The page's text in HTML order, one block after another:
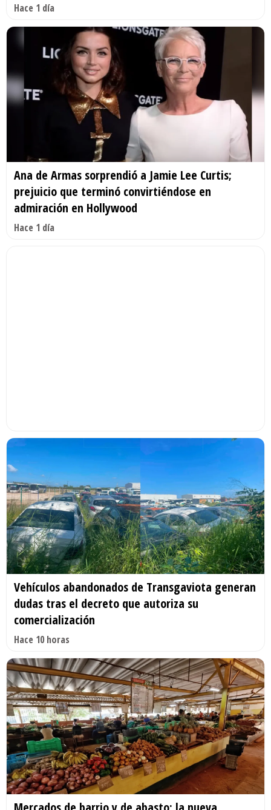
Hace 1 día
Ana de Armas sorprendió a Jamie Lee Curtis;
prejuicio que terminó convirtiéndose en
admiración en Hollywood
Hace 1 día
Vehículos abandonados de Transgaviota generan
dudas tras el decreto que autoriza su
comercialización
Hace 10 horas